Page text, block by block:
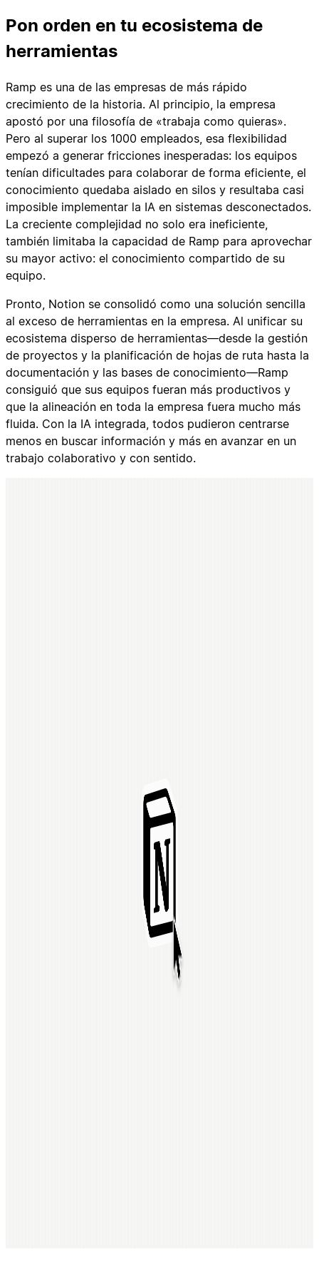
Pon orden en tu ecosistema de
herramientas
Ramp es una de las empresas de más rápido
crecimiento de la historia. Al principio, la empresa
apostó por una filosofía de «trabaja como quieras».
Pero al superar los 1000 empleados, esa flexibilidad
empezó a generar fricciones inesperadas: los equipos
tenían dificultades para colaborar de forma eficiente, el
conocimiento quedaba aislado en silos y resultaba casi
imposible implementar la IA en sistemas desconectados.
La creciente complejidad no solo era ineficiente,
también limitaba la capacidad de Ramp para aprovechar
su mayor activo: el conocimiento compartido de su
equipo.
Pronto, Notion se consolidó como una solución sencilla
al exceso de herramientas en la empresa. Al unificar su
ecosistema disperso de herramientas—desde la gestión
de proyectos y la planificación de hojas de ruta hasta la
documentación y las bases de conocimiento—Ramp
consiguió que sus equipos fueran más productivos y
que la alineación en toda la empresa fuera mucho más
fluida. Con la IA integrada, todos pudieron centrarse
menos en buscar información y más en avanzar en un
trabajo colaborativo y con sentido.